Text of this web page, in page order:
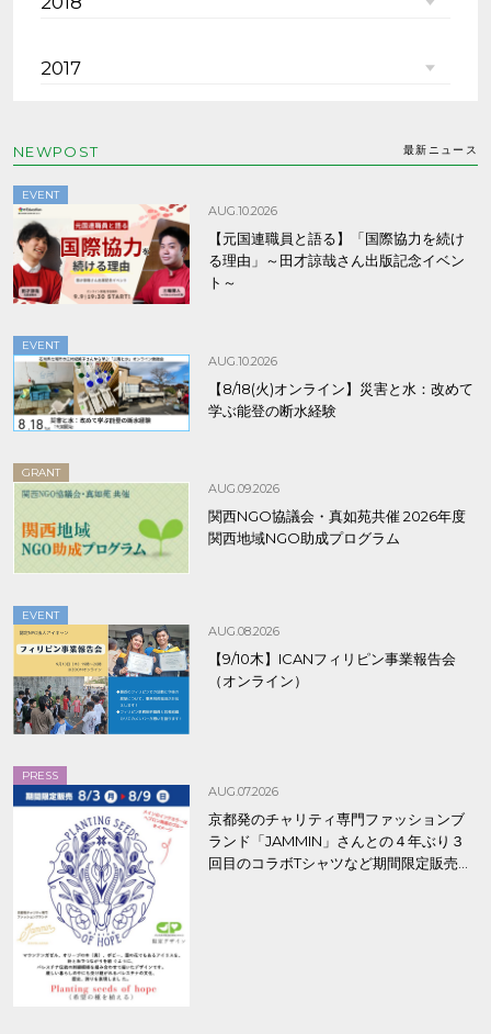
2017
NEWPOST 最新ニュース
EVENT
AUG.10.2026
【元国連職員と語る】「国際協力を続け
る理由」～田才諒哉さん出版記念イベン
ト～
EVENT
AUG.10.2026
【8/18(火)オンライン】災害と水：改めて
学ぶ能登の断水経験
GRANT
AUG.09.2026
関西NGO協議会・真如苑共催 2026年度
関西地域NGO助成プログラム
EVENT
AUG.08.2026
【9/10木】ICANフィリピン事業報告会
（オンライン）
PRESS
AUG.07.2026
京都発のチャリティ専門ファッションブ
ランド「JAMMIN」さんとの４年ぶり３
回目のコラボTシャツなど期間限定販売、